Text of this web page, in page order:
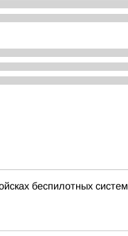
беспилотных систем